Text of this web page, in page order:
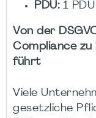
PDU:1 PDU
Von der
Compliance
führt
Viele
gesetzliche